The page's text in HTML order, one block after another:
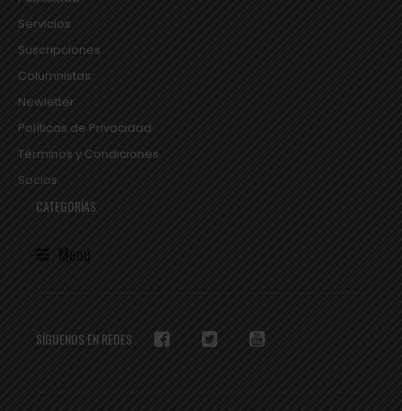
Servicios
Suscripciones
Columnistas
Newletter
Políticas de Privacidad
Términos y Condiciones
Socios
CATEGORÍAS
Menú
SÍGUENOS EN REDES